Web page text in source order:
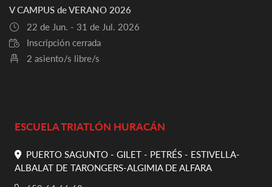
V CAMPUS de VERANO 2026
22 de Jun. - 31 de Jul. 2026
Inscripción cerrada
2 asiento/s libre/s
ESCUELA TRIATLÓN HURACÁN
PUERTO SAGUNTO - GILET - PETRÉS - ESTIVELLA-
ALBALAT DE TARONGERS-ALGIMIA DE ALFARA